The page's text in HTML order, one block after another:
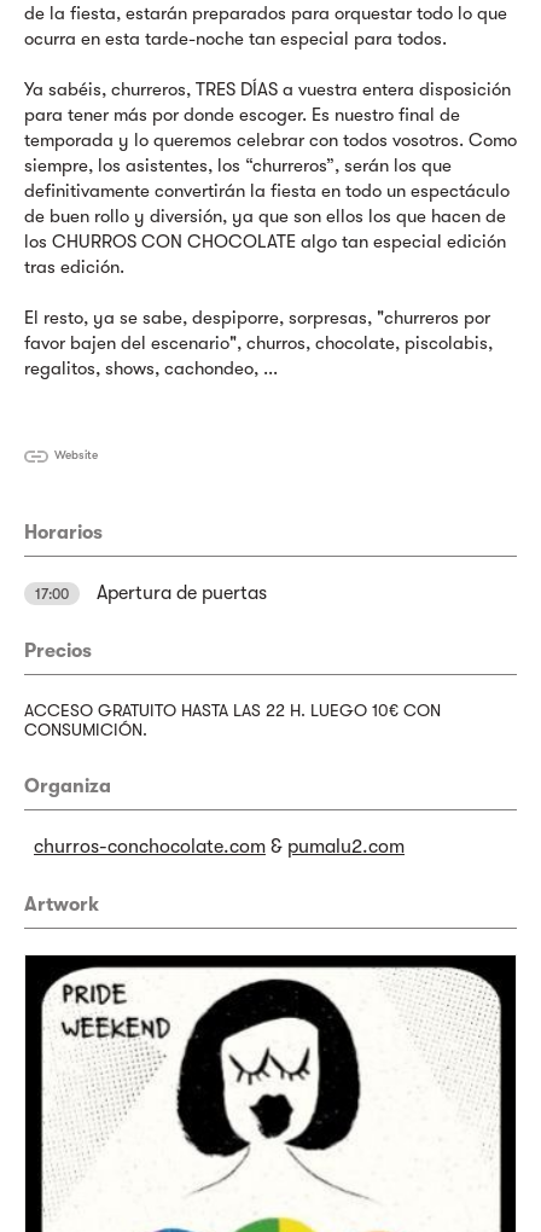
de la fiesta, estarán preparados para orquestar todo lo que
ocurra en esta tarde-noche tan especial para todos.
Ya sabéis, churreros, TRES DÍAS a vuestra entera disposición
para tener más por donde escoger. Es nuestro final de
temporada y lo queremos celebrar con todos vosotros. Como
siempre, los asistentes, los “churreros”, serán los que
definitivamente convertirán la fiesta en todo un espectáculo
de buen rollo y diversión, ya que son ellos los que hacen de
los CHURROS CON CHOCOLATE algo tan especial edición
tras edición.
El resto, ya se sabe, despiporre, sorpresas, "churreros por
favor bajen del escenario", churros, chocolate, piscolabis,
regalitos, shows, cachondeo, ...
Website
Horarios
17:00 Apertura de puertas
Precios
ACCESO GRATUITO HASTA LAS 22 H. LUEGO 10€ CON
CONSUMICIÓN.
Organiza
churros-conchocolate.com & pumalu2.com
Artwork